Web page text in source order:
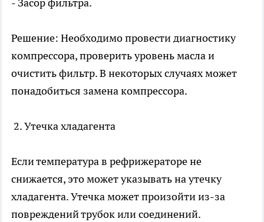
- Засор фильтра.
Решение: Необходимо провести диагностику
компрессора, проверить уровень масла и
очистить фильтр. В некоторых случаях может
понадобиться замена компрессора.
2. Утечка хладагента
Если температура в рефрижераторе не
снижается, это может указывать на утечку
хладагента. Утечка может произойти из-за
повреждений трубок или соединений.